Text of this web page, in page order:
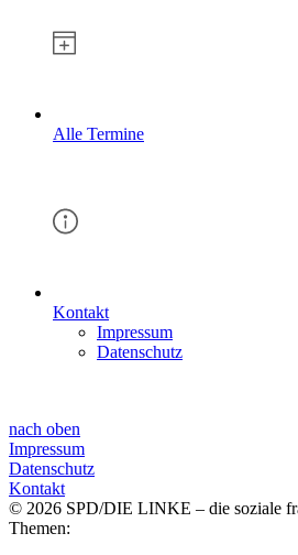
Alle Termine
Kontakt
Impressum
Datenschutz
nach oben
Impressum
Datenschutz
Kontakt
© 2026 SPD/DIE LINKE – die soziale
Themen: